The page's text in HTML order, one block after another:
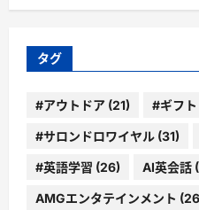
ゴ
ー
タグ
#アウトドア (21) #ギフト
#サロンドロワイヤル (31)
#英語学習 (26) AI英会話
AMGエンタテインメント